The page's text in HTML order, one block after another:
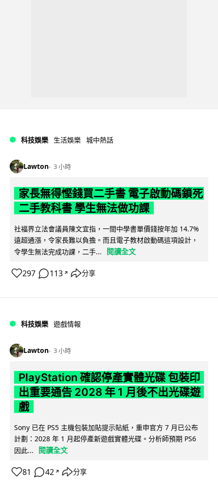
科技娛樂 生活娛樂 城中熱話
Lawton 3 小時
家長無得慳錢買二手書 電子啟動碼鎖死
二手教科書 學生無法做功課
社福界立法會議員陳文宜指，一間中學書單價錢按年加 14.7%
遠超通漲，令家長難以負擔。而且電子教材啟動碼這項設計，
令學生無法完成功課，二手...
閱讀全文
297 113 ↗ 分享
科技娛樂 遊戲情報
Lawton 3 小時
PlayStation 確認停產實體光碟 包裝印
出重要通告 2028 年 1 月後不出光碟遊
戲
Sony 已在 PS5 主機包裝加貼提示貼紙，重申官方 7 月已公布
計劃：2028 年 1 月起停產新遊戲實體光碟。分析師預期 PS6
因此...
閱讀全文
81 42 ↗ 分享